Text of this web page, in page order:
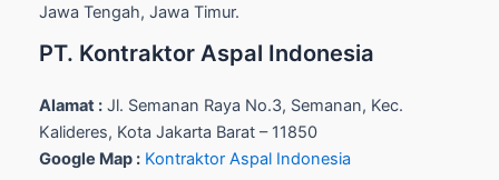
Jawa Tengah, Jawa Timur.
PT. Kontraktor Aspal Indonesia
Alamat : Jl. Semanan Raya No.3, Semanan, Kec.
Kalideres, Kota Jakarta Barat – 11850
Google Map : Kontraktor Aspal Indonesia